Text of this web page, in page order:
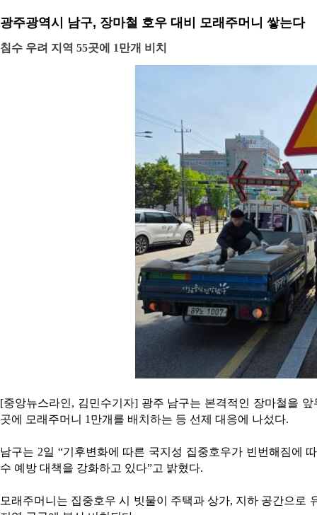
광주광역시 남구, 장마철 호우 대비 모래주머니 쌓는다
침수 우려 지역 55곳에 1만개 비치
[중앙뉴스라인, 김민수기자] 광주 남구는 본격적인 장마철을
곳에 모래주머니 1만개를 배치하는 등 선제 대응에 나섰다.
남구는 2일 “기후변화에 따른 국지성 집중호우가 빈번해짐에
수 예방 대책을 강화하고 있다”고 밝혔다.
모래주머니는 집중호우 시 빗물이 주택과 상가, 지하 공간으